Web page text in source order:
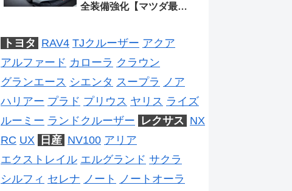
全装備強化【マツダ最新
トヨタ RAV4 TJクルーザー アクア
アルファード カローラ クラウン
グランエース シエンタ スープラ
ノア
ハリアー プラド プリウス ヤリス ライズ
ルーミー ランドクルーザー レクサス NX
RC UX 日産 NV100 アリア
エクストレイル エルグランド サクラ
シルフィ セレナ ノート
ノートオーラ